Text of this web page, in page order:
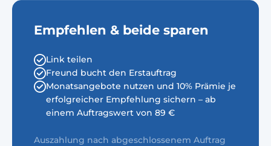
Empfehlen & beide sparen
Link teilen
Freund bucht den Erstauftrag
Monatsangebote nutzen und 10% Prämie je
erfolgreicher Empfehlung sichern – ab
einem Auftragswert von 89 €
Auszahlung nach abgeschlossenem Auftrag